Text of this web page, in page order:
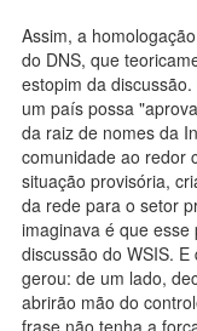
Assim, a
do DNS, que
estopim da
um país possa
da raiz de nomes da
comunidade ao redor
situação provisória,
da rede para o setor
imaginava é que
discussão do WSIS.
gerou: de um lado,
abrirão mão do
frase não tenha a